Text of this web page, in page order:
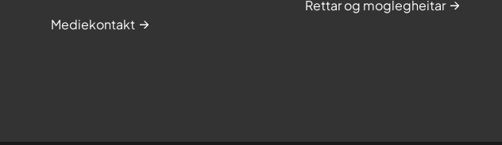
Mediekontakt
Rettar og moglegheitar